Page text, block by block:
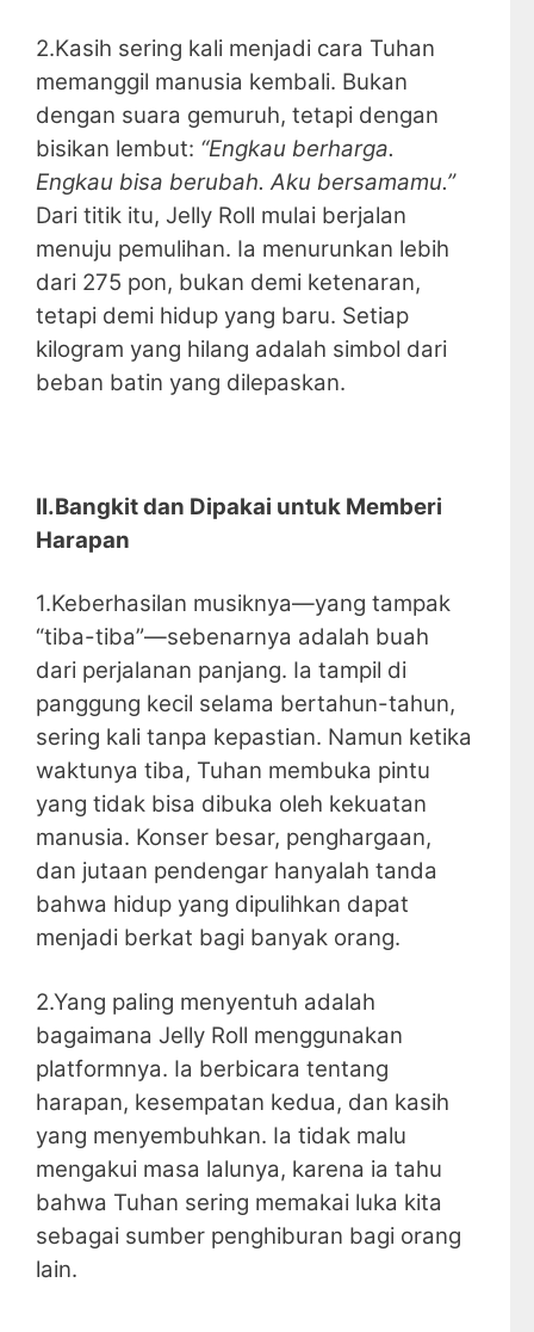
2.Kasih sering kali menjadi cara Tuhan
memanggil manusia kembali. Bukan
dengan suara gemuruh, tetapi dengan
bisikan lembut: “Engkau berharga.
Engkau bisa berubah. Aku bersamamu.”
Dari titik itu, Jelly Roll mulai berjalan
menuju pemulihan. Ia menurunkan lebih
dari 275 pon, bukan demi ketenaran,
tetapi demi hidup yang baru. Setiap
kilogram yang hilang adalah simbol dari
beban batin yang dilepaskan.
II.Bangkit dan Dipakai untuk Memberi
Harapan
1.Keberhasilan musiknya—yang tampak
“tiba-tiba”—sebenarnya adalah buah
dari perjalanan panjang. Ia tampil di
panggung kecil selama bertahun-tahun,
sering kali tanpa kepastian. Namun ketika
waktunya tiba, Tuhan membuka pintu
yang tidak bisa dibuka oleh kekuatan
manusia. Konser besar, penghargaan,
dan jutaan pendengar hanyalah tanda
bahwa hidup yang dipulihkan dapat
menjadi berkat bagi banyak orang.
2.Yang paling menyentuh adalah
bagaimana Jelly Roll menggunakan
platformnya. Ia berbicara tentang
harapan, kesempatan kedua, dan kasih
yang menyembuhkan. Ia tidak malu
mengakui masa lalunya, karena ia tahu
bahwa Tuhan sering memakai luka kita
sebagai sumber penghiburan bagi orang
lain.